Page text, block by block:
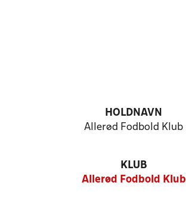
HOLDNAVN
Allerød Fodbold Klub
KLUB
Allerød Fodbold Klub